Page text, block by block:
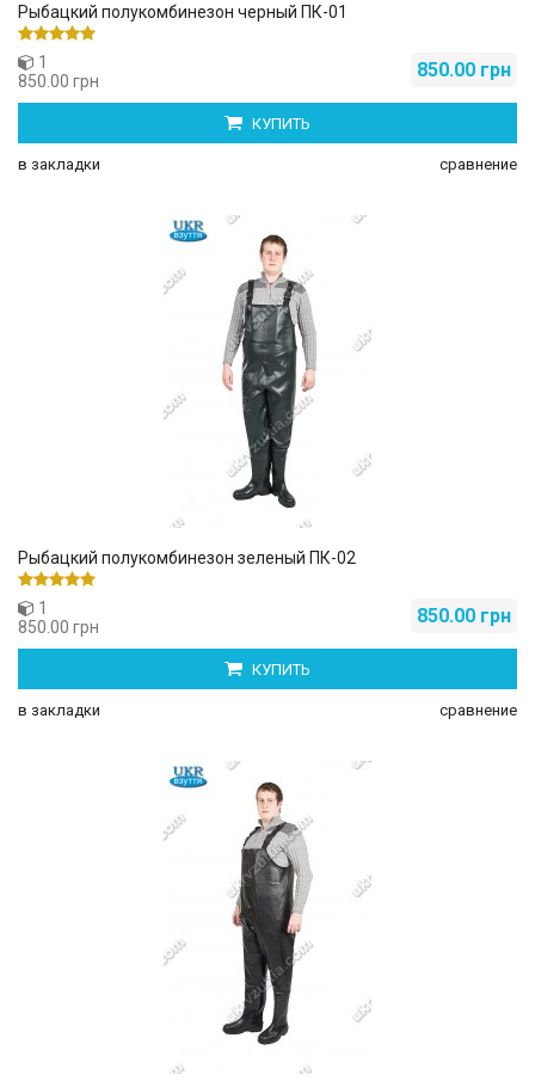
Рыбацкий полукомбинезон черный ПК-01
850.00 грн
1
850.00 грн
КУПИТЬ
в закладки сравнение
Рыбацкий полукомбинезон зеленый ПК-02
850.00 грн
1
850.00 грн
КУПИТЬ
в закладки сравнение